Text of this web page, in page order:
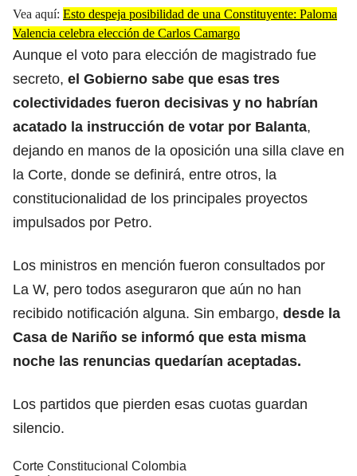
Vea aquí: Esto despeja posibilidad de una Constituyente: Paloma
Valencia celebra elección de Carlos Camargo
Aunque el voto para elección de magistrado fue
secreto, el Gobierno sabe que esas tres
colectividades fueron decisivas y no habrían
acatado la instrucción de votar por Balanta,
dejando en manos de la oposición una silla clave en
la Corte, donde se definirá, entre otros, la
constitucionalidad de los principales proyectos
impulsados por Petro.
Los ministros en mención fueron consultados por
La W, pero todos aseguraron que aún no han
recibido notificación alguna. Sin embargo, desde la
Casa de Nariño se informó que esta misma
noche las renuncias quedarían aceptadas.
Los partidos que pierden esas cuotas guardan
silencio.
Corte Constitucional Colombia